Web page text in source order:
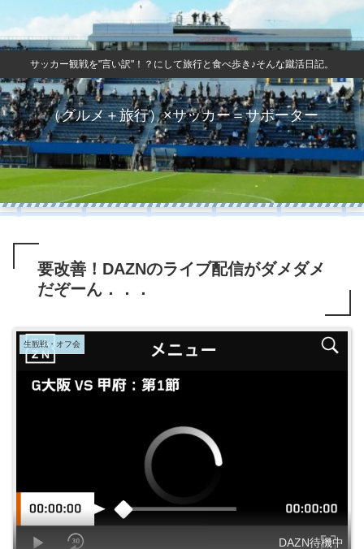
サッカー観戦を"言い訳"！？にして旅行と食べ歩き♪そんな蹴活日記。
（グルメ＋旅行）×サッカー＝サポーター
要改善！DAZNのライブ配信がダメダメ
だぞーん．．．
生観戦・オフ会
DAZN待機中